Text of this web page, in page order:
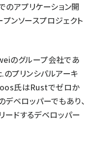
のアプリケーション開
ンソースプロジェクト
のグループ会社であ
プリンシパルアーキ
氏はRustでゼロか
デベロッパーでもあり、
ドするデベロッパー